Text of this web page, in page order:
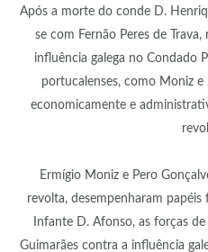
Após a morte do conde D.
se com Fernão Peres de
influência galega no Condado
portucalenses, como Moniz
economicamente e
Ermígio Moniz e Pero
revolta, desempenharam
Infante D. Afonso, as forças
Guimarães contra a influência